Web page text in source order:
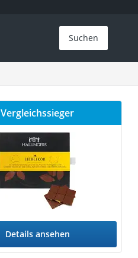
Suchen
Vergleichssieger
Details ansehen